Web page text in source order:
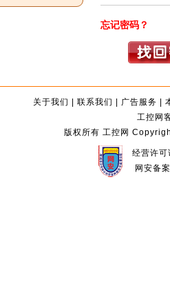
忘记密码？
关于我们 |联系我们 | 广告服务 |
工控网
版权所有 工控网
经营许
网安备